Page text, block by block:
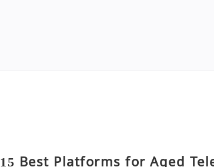
15 Best Platforms for Aged